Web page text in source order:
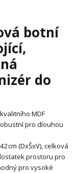
botní
do
MDF
pro dlouhou
(DxŠxV), celková
prostoru pro
pro vysoké